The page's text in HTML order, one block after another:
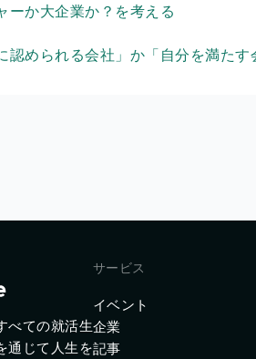
ーか大企業か？を考える
認められる会社」か「自分を満たす
べての就活生
通じて人生を
サービス
イベント
企業
記事